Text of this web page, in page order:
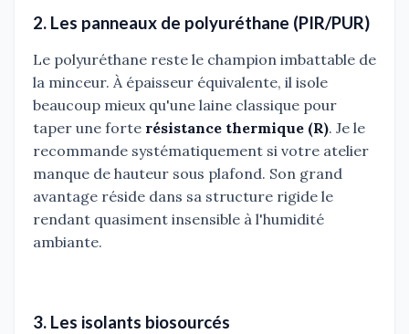
2. Les panneaux de polyuréthane (PIR/PUR)
Le polyuréthane reste le champion imbattable de
la minceur. À épaisseur équivalente, il isole
beaucoup mieux qu'une laine classique pour
taper une forte résistance thermique (R). Je le
recommande systématiquement si votre atelier
manque de hauteur sous plafond. Son grand
avantage réside dans sa structure rigide le
rendant quasiment insensible à l'humidité
ambiante.
3. Les isolants biosourcés